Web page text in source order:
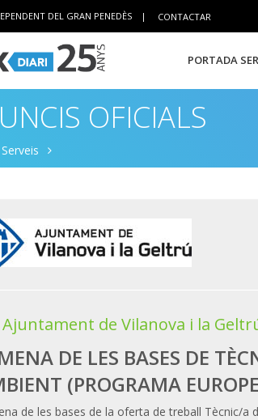
DEL GRAN PENEDÈS | CONTACTAR
PORTADA
OFICIALS
Serveis
Ajuntament de Vilanova i la
DE LES BASES DE
(PROGRAMA
de les bases de la oferta de treball Tècnic/